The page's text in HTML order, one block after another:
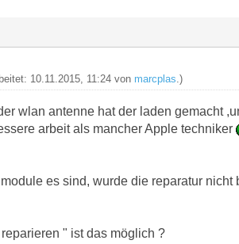
10.11.2015, 11:24 von marcplas .)
wlan antenne hat der laden gemacht
arbeit als mancher Apple techniker
es sind, wurde die reparatur
" ist das möglich ?